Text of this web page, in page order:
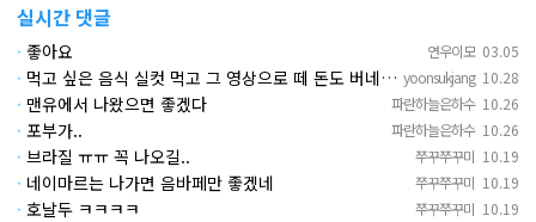
실시간 댓글
연우이모 03.05
· 좋아요
yoonsukjang 10.28
· 먹고 싶은 음식 실컷 먹고 그 영상으로 떼 돈도 버네 ㄷㄷ. 하고 싶은 것만 하고 부자되네.
파란하늘은하수 10.26
· 맨유에서 나왔으면 좋겠다
파란하늘은하수 10.26
· 포부가..
쭈꾸쭈꾸미 10.19
· 브라질 ㅠㅠ 꼭 나오길..
쭈꾸쭈꾸미 10.19
· 네이마르는 나가면 음바페만 좋겠네
쭈꾸쭈꾸미 10.19
· 호날두 ㅋㅋㅋㅋ